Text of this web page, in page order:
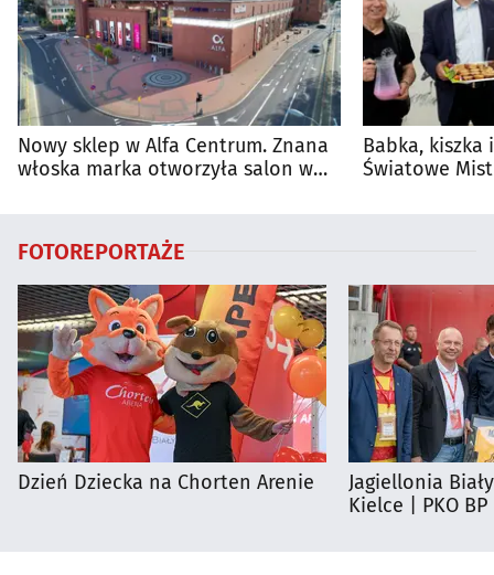
Nowy sklep w Alfa Centrum. Znana
włoska marka otworzyła salon w
Babka, kiszka
Światowe
FOTOREPORTAŻE
Dzień Dziecka na Chorten Arenie
Jagiellonia
Kielce | PKO